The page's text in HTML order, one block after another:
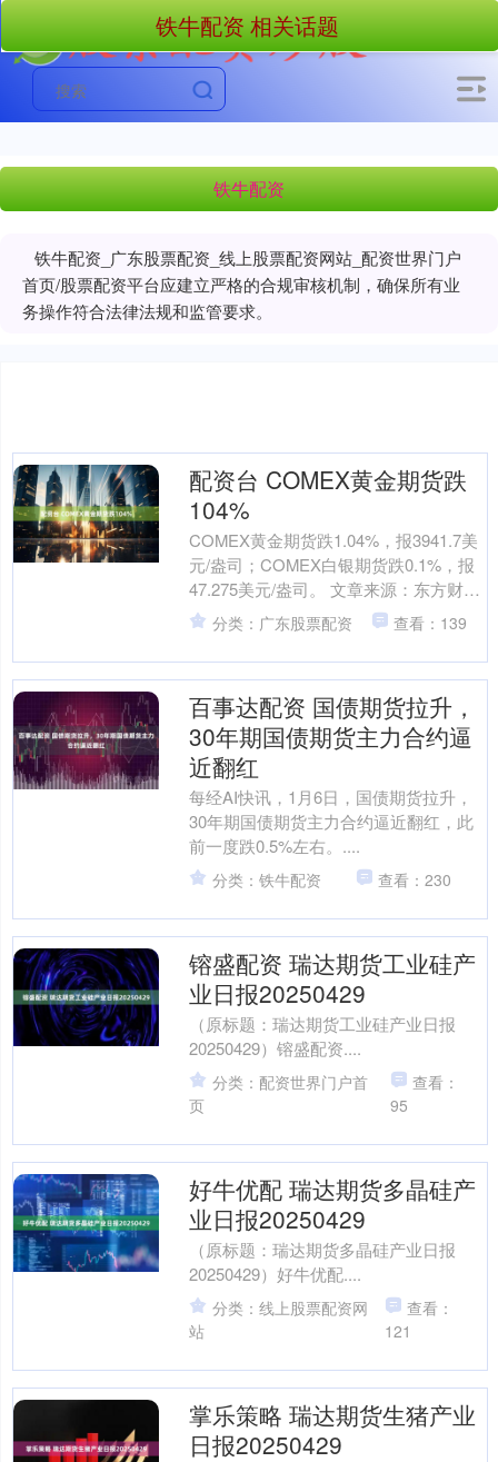
铁牛配资
铁牛配资_广东股票配资_线上股票配资网站_配资世界门户
首页/股票配资平台应建立严格的合规审核机制，确保所有业
务操作符合法律法规和监管要求。
铁牛配资 相关话题
配资台 COMEX黄金期货跌
104%
COMEX黄金期货跌1.04%，报3941.7美
元/盎司；COMEX白银期货跌0.1%，报
47.275美元/盎司。 文章来源：东方财富
Choice数据 责任编辑....
分类：广东股票配资 查看：139
百事达配资 国债期货拉升，
30年期国债期货主力合约逼
近翻红
每经AI快讯，1月6日，国债期货拉升，
30年期国债期货主力合约逼近翻红，此
前一度跌0.5%左右。....
分类：铁牛配资 查看：230
镕盛配资 瑞达期货工业硅产
业日报20250429
（原标题：瑞达期货工业硅产业日报
20250429）镕盛配资....
分类：配资世界门户首
页
查看：
95
好牛优配 瑞达期货多晶硅产
业日报20250429
（原标题：瑞达期货多晶硅产业日报
20250429）好牛优配....
分类：线上股票配资网
站
查看：
121
掌乐策略 瑞达期货生猪产业
日报20250429